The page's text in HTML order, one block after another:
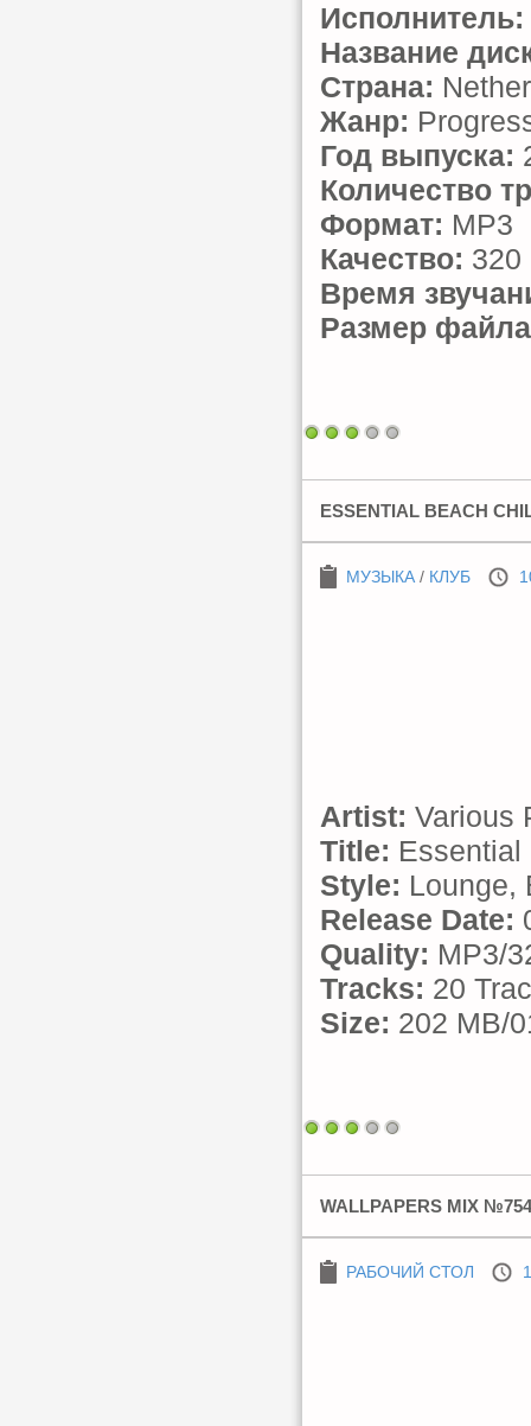
Исполнитель:
Название
Страна:
Жанр:
Год выпуска:
Количество
Формат: MP3
Качество: 320
Время
Размер
ESSENTIAL BEACH
МУЗЫКА / КЛУБ
Artist: Various
Title: Essential
Style: Lounge,
Release Date:
Quality: MP3/
Tracks: 20
Size: 202 MB/
WALLPAPERS MIX №754
РАБОЧИЙ СТОЛ